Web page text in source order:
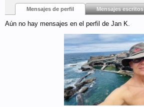
Mensajes de perfil Mensajes escritos
Aún no hay mensajes en el perfil de Jan K.